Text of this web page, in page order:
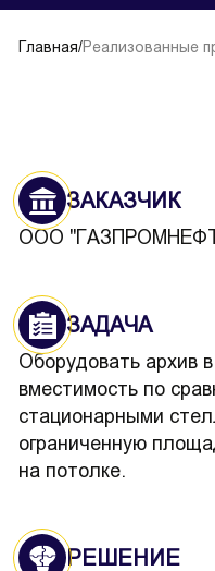
Главная/Реализованные
ЗАКАЗЧИК
ООО
ЗАДАЧА
Оборудовать архив
вместимость по
стационарными
ограниченную
на потолке.
РЕШЕНИЕ